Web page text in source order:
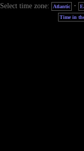
Select time zone: Atlantic ·
Time in